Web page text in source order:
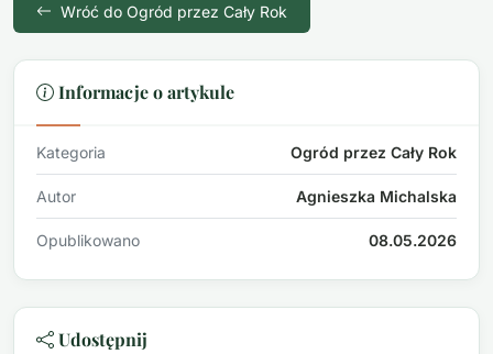
Wróć do Ogród przez Cały Rok
Informacje o artykule
Kategoria Ogród przez Cały Rok
Autor Agnieszka Michalska
Opublikowano 08.05.2026
Udostępnij